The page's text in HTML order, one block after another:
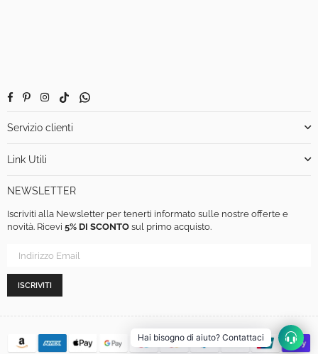
FacebookPinterestInstagram
TikTokWhatsapp
Servizio clienti
Link Utili
NEWSLETTER
Iscriviti alla Newsletter per tenerti informato sulle nostre offerte e
novità. Ricevi 5% DI SCONTO sul primo acquisto.
ISCRIVITI
Hai bisogno di aiuto? Contattaci